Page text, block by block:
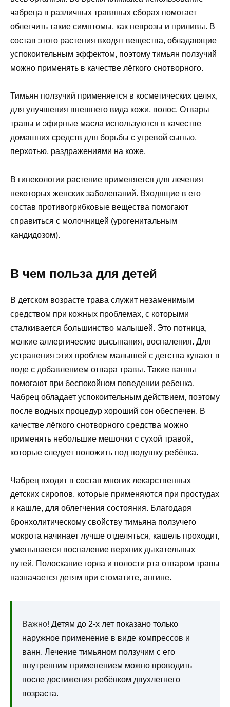
чабреца в различных травяных сборах помогает
облегчить такие симптомы, как неврозы и приливы. В
состав этого растения входят вещества, обладающие
успокоительным эффектом, поэтому тимьян ползучий
можно применять в качестве лёгкого снотворного.
Тимьян ползучий применяется в косметических целях,
для улучшения внешнего вида кожи, волос. Отвары
травы и эфирные масла используются в качестве
домашних средств для борьбы с угревой сыпью,
перхотью, раздражениями на коже.
В гинекологии растение применяется для лечения
некоторых женских заболеваний. Входящие в его
состав противогрибковые вещества помогают
справиться с молочницей (урогенитальным
кандидозом).
В чем польза для детей
В детском возрасте трава служит незаменимым
средством при кожных проблемах, с которыми
сталкивается большинство малышей. Это потница,
мелкие аллергические высыпания, воспаления. Для
устранения этих проблем малышей с детства купают в
воде с добавлением отвара травы. Такие ванны
помогают при беспокойном поведении ребенка.
Чабрец обладает успокоительным действием, поэтому
после водных процедур хороший сон обеспечен. В
качестве лёгкого снотворного средства можно
применять небольшие мешочки с сухой травой,
которые следует положить под подушку ребёнка.
Чабрец входит в состав многих лекарственных
детских сиропов, которые применяются при простудах
и кашле, для облегчения состояния. Благодаря
бронхолитическому свойству тимьяна ползучего
мокрота начинает лучше отделяться, кашель проходит,
уменьшается воспаление верхних дыхательных
путей. Полоскание горла и полости рта отваром травы
назначается детям при стоматите, ангине.
Важно! Детям до 2-х лет показано только
наружное применение в виде компрессов и
ванн. Лечение тимьяном ползучим с его
внутренним применением можно проводить
после достижения ребёнком двухлетнего
возраста.